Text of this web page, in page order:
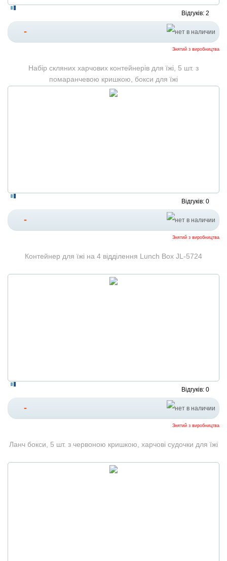
Відгуків: 2
-
Знятий з виробництва
Набір скляних харчових контейнерів для їжі, 5 шт. з
помаранчевою кришкою, бокси для їжі
Відгуків: 0
-
Знятий з виробництва
Контейнер для їжі на 4 відділення Lunch Box JL-5724
Відгуків: 0
-
Знятий з виробництва
Ланч бокси, 5 шт. з червоною кришкою, харчові судочки для їжі